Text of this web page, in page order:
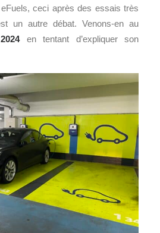
ceci après des essais très
un autre débat. Venons-en au
en tentant d’expliquer son